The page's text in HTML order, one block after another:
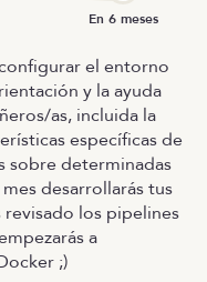
el entorno
y la ayuda
as, incluida la
específicas de
sobre determinadas
desarrollarás tus
los pipelines
a
;)